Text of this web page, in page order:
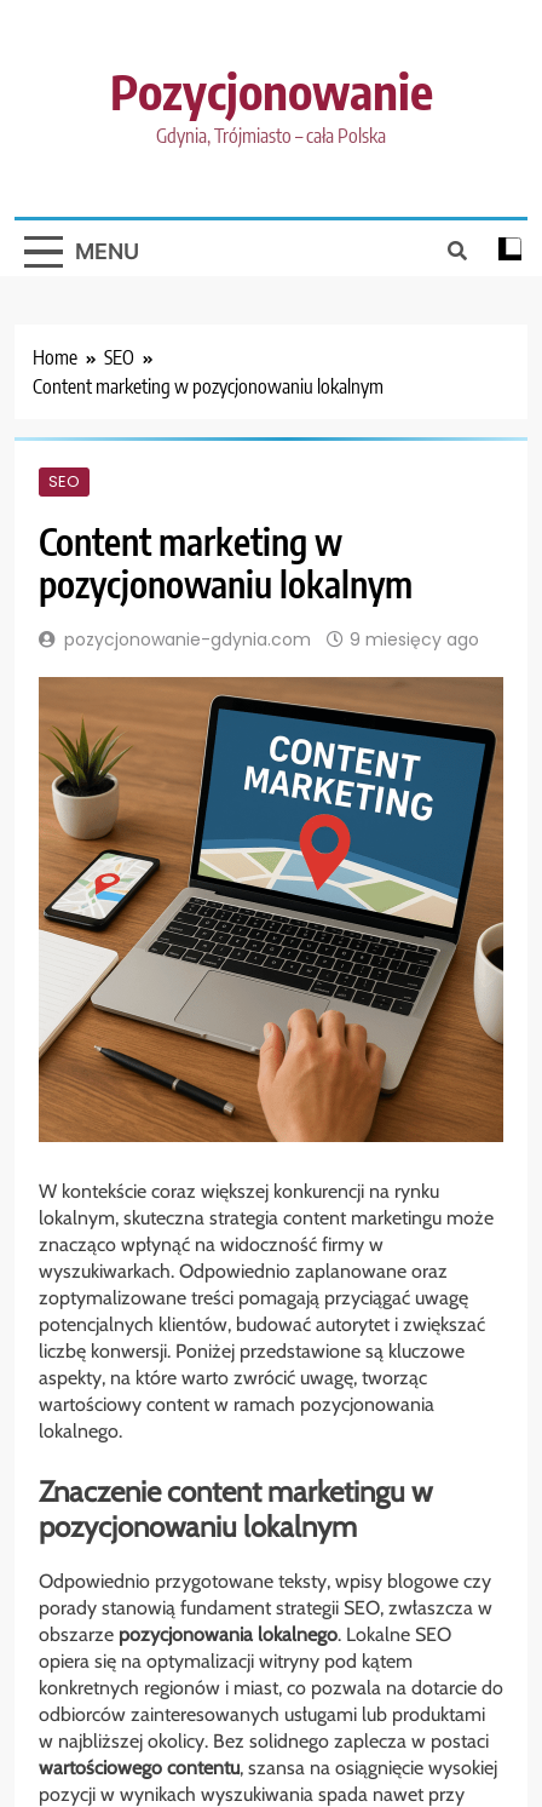
Pozycjonowanie
Gdynia, Trójmiasto – cała Polska
MENU
Home
SEO
Content marketing w pozycjonowaniu lokalnym
SEO
Content marketing w
pozycjonowaniu lokalnym
pozycjonowanie-gdynia.com 9 miesięcy ago
W kontekście coraz większej konkurencji na rynku
lokalnym, skuteczna strategia content marketingu może
znacząco wpłynąć na widoczność firmy w
wyszukiwarkach. Odpowiednio zaplanowane oraz
zoptymalizowane treści pomagają przyciągać uwagę
potencjalnych klientów, budować autorytet i zwiększać
liczbę konwersji. Poniżej przedstawione są kluczowe
aspekty, na które warto zwrócić uwagę, tworząc
wartościowy content w ramach pozycjonowania
lokalnego.
Znaczenie content marketingu w
pozycjonowaniu lokalnym
Odpowiednio przygotowane teksty, wpisy blogowe czy
porady stanowią fundament strategii SEO, zwłaszcza w
obszarze pozycjonowania lokalnego. Lokalne SEO
opiera się na optymalizacji witryny pod kątem
konkretnych regionów i miast, co pozwala na dotarcie do
odbiorców zainteresowanych usługami lub produktami
w najbliższej okolicy. Bez solidnego zaplecza w postaci
wartościowego contentu, szansa na osiągnięcie wysokiej
pozycji w wynikach wyszukiwania spada nawet przy